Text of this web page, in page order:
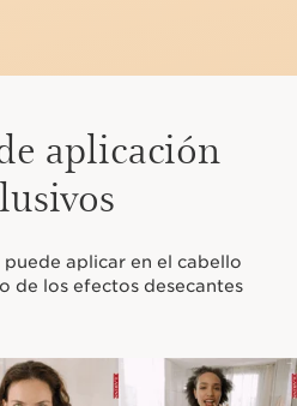
aplicación
puede aplicar en el cabello
de los efectos desecantes